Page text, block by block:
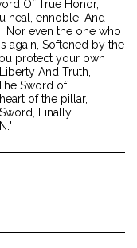
Of True Honor,
heal, ennoble, And
Nor even the one who
again, Softened by the
protect your own
And Truth,
Sword of
of the pillar,
Finally